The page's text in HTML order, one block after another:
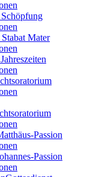
Mater
Passion
Passion